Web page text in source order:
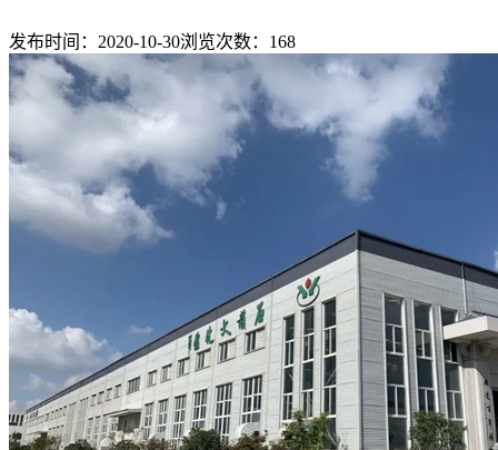
发布时间：2020-10-30浏览次数： 168